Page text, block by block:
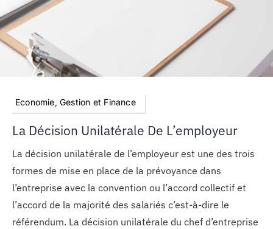
Economie, Gestion et Finance
La Décision Unilatérale De L’employeur
La décision unilatérale de l’employeur est une des trois
formes de mise en place de la prévoyance dans
l’entreprise avec la convention ou l’accord collectif et
l’accord de la majorité des salariés c’est-à-dire le
référendum. La décision unilatérale du chef d’entreprise